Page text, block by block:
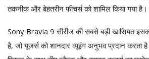
तकनीक और बेहतरीन फीचर्स को शामिल किया गया है।
Sony Bravia 9 सीरीज की सबसे बड़ी खासियत
है, जो यूजर्स को शानदार व्यूइंग अनुभव प्रदान करता